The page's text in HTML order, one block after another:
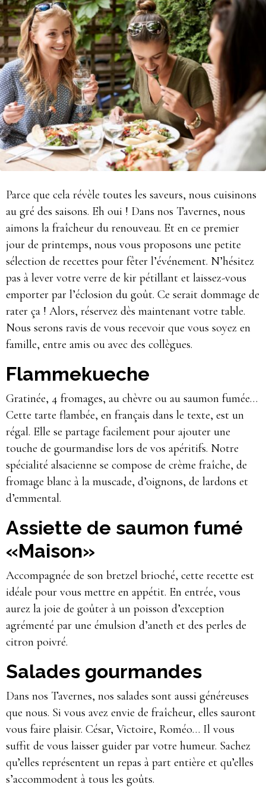
Parce que cela révèle toutes les saveurs, nous cuisinons
au gré des saisons. Eh oui ! Dans nos Tavernes, nous
aimons la fraîcheur du renouveau. Et en ce premier
jour de printemps, nous vous proposons une petite
sélection de recettes pour fêter l’événement. N’hésitez
pas à lever votre verre de kir pétillant et laissez-vous
emporter par l’éclosion du goût. Ce serait dommage de
rater ça ! Alors, réservez dès maintenant votre table.
Nous serons ravis de vous recevoir que vous soyez en
famille, entre amis ou avec des collègues.
Flammekueche
Gratinée, 4 fromages, au chèvre ou au saumon fumée…
Cette tarte flambée, en français dans le texte, est un
régal. Elle se partage facilement pour ajouter une
touche de gourmandise lors de vos apéritifs. Notre
spécialité alsacienne se compose de crème fraîche, de
fromage blanc à la muscade, d’oignons, de lardons et
d’emmental.
Assiette de saumon fumé
«Maison»
Accompagnée de son bretzel brioché, cette recette est
idéale pour vous mettre en appétit. En entrée, vous
aurez la joie de goûter à un poisson d’exception
agrémenté par une émulsion d’aneth et des perles de
citron poivré.
Salades gourmandes
Dans nos Tavernes, nos salades sont aussi généreuses
que nous. Si vous avez envie de fraîcheur, elles sauront
vous faire plaisir. César, Victoire, Roméo… Il vous
suffit de vous laisser guider par votre humeur. Sachez
qu’elles représentent un repas à part entière et qu’elles
s’accommodent à tous les goûts.